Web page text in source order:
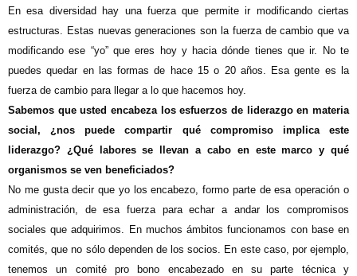
En esa diversidad hay una fuerza que permite ir modificando ciertas
estructuras. Estas nuevas generaciones son la fuerza de cambio que va
modificando ese “yo” que eres hoy y hacia dónde tienes que ir. No te
puedes quedar en las formas de hace 15 o 20 años. Esa gente es la
fuerza de cambio para llegar a lo que hacemos hoy.
Sabemos que usted encabeza los esfuerzos de liderazgo en materia
social, ¿nos puede compartir qué compromiso implica este
liderazgo? ¿Qué labores se llevan a cabo en este marco y qué
organismos se ven beneficiados?
No me gusta decir que yo los encabezo, formo parte de esa operación o
administración, de esa fuerza para echar a andar los compromisos
sociales que adquirimos. En muchos ámbitos funcionamos con base en
comités, que no sólo dependen de los socios. En este caso, por ejemplo,
tenemos un comité pro bono encabezado en su parte técnica y